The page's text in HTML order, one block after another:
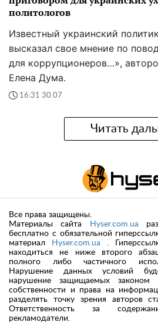
политологов
Известный украинский
высказал свое мнение по
для коррупционеров…»,
Елена Дума.
16:31 30.07
Читать
Все права защищены.
Материалы сайта
Hyser.com.ua
бесплатно с обязательной
материал
Hyser.com.ua .
находиться не ниже второго
полного либо частичного
Нарушение данных условий
нарушение защищаемых законом
собственности и права на
разделять точку зрения авторов
Ответственность за
рекламодатели.